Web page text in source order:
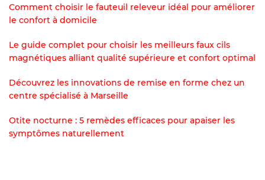
Comment choisir le fauteuil releveur idéal pour améliorer
le confort à domicile
Le guide complet pour choisir les meilleurs faux cils
magnétiques alliant qualité supérieure et confort optimal
Découvrez les innovations de remise en forme chez un
centre spécialisé à Marseille
Otite nocturne : 5 remèdes efficaces pour apaiser les
symptômes naturellement